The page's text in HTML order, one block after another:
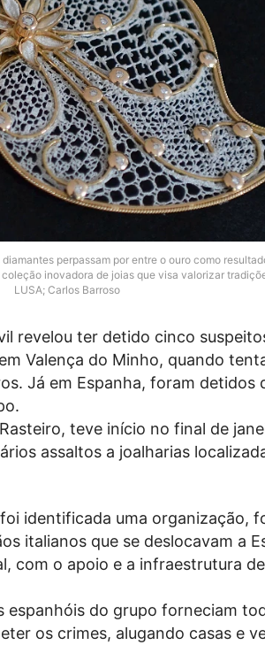
perpassam por entre o ouro como
inovadora de joias que visa valorizar
LUSA; Carlos Barroso
revelou ter detido cinco
Valença do Minho, quando
Já em Espanha, foram detidos
teve início no final de
assaltos a joalharias
identificada uma organização,
italianos que se deslocavam a
com o apoio e a infraestrutura
espanhóis do grupo forneciam
os crimes, alugando casas e